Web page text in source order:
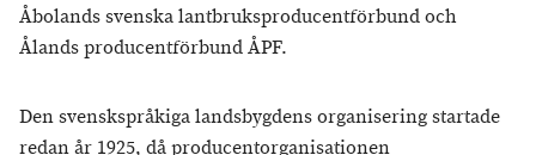
Åbolands svenska lantbruksproducentförbund och
Ålands producentförbund ÅPF.
Den svenskspråkiga landsbygdens organisering startade
redan år 1925, då producentorganisationen